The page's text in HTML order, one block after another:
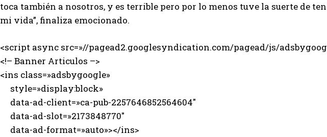
toca también a nosotros, y es terrible pero por lo menos tuve la suerte de
mi vida”, finaliza emocionado.
<script async src=»//pagead2.googlesyndication.com/pagead/js/
<!– Banner Articulos –>
<ins class=»adsbygoogle»
style=»display:block»
data-ad-client=»ca-pub-2257646852564604″
data-ad-slot=»2173848770″
data-ad-format=»auto»></ins>